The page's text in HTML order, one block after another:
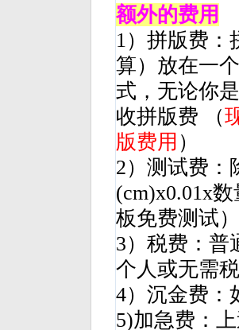
额外的费用
1）拼版费：
算）放在一
式，无论你
收拼版费 （
版费用 ）
2）测试费：
(cm)x0.01x
板免费测试
3）税费：普
个人或无需
4）沉金费：
5)加急费：